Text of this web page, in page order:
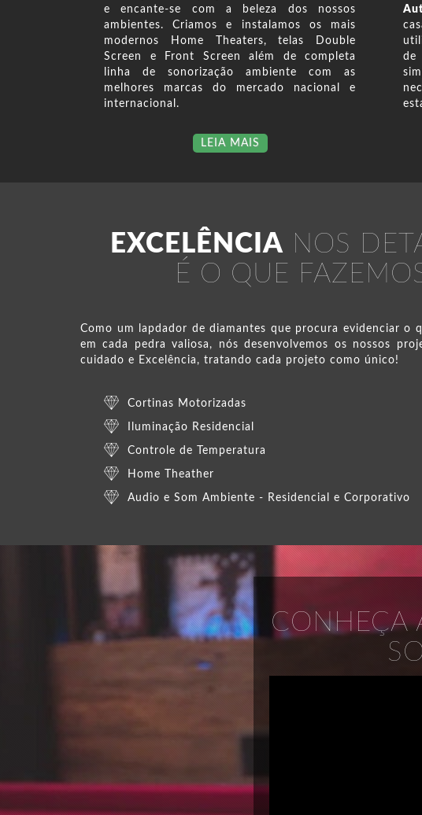
e encante-se com a beleza dos nossos
ambientes. Criamos e instalamos os mais
modernos Home Theaters, telas Double
Screen e Front Screen além de completa
linha de sonorização ambiente com as
melhores marcas do mercado nacional e
internacional.
LEIA MAIS
EXCELÊNCIANOS
É O QUE
Como um lapdador de diamantes que procura evidenciar o
em cada pedra valiosa, nós desenvolvemos os nossos
cuidado e Excelência, tratando cada projeto como único!
Cortinas Motorizadas
Iluminação Residencial
Controle de Temperatura
Home Theather
Audio e Som Ambiente - Residencial e Corporativo
CONHEÇA